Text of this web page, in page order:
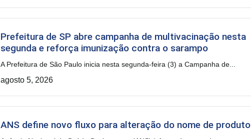
Prefeitura de SP abre campanha de multivacinação nesta
segunda e reforça imunização contra o sarampo
A Prefeitura de São Paulo inicia nesta segunda-feira (3) a Campanha de...
agosto 5, 2026
ANS define novo fluxo para alteração do nome de produto